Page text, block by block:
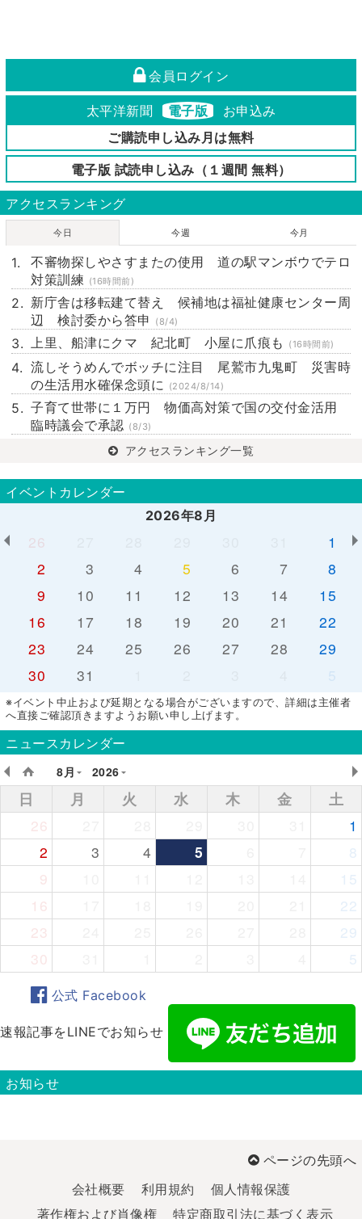
会員ログイン
太平洋新聞 電子版
お申込み
ご購読申し込み月は無料
電子版 試読申し込み（１週間 無料）
アクセスランキング
今日 今週 今月
不審物探しやさすまたの使用 道の駅マンボウでテロ
対策訓練 (16時間前)
新庁舎は移転建て替え 候補地は福祉健康センター周
辺 検討委から答申
(8/4)
上里、船津にクマ 紀北町 小屋に爪痕も (16時間前)
流しそうめんでボッチに注目 尾鷲市九鬼町 災害時
の生活用水確保念頭に (2024/8/14)
子育て世帯に１万円 物価高対策で国の交付金活用
臨時議会で承認 (8/3)
アクセスランキング一覧
イベントカレンダー
2026年8月
26
1
2
3 4 5 6 7
8
9
10 11 12 13 14
15
16
17 18 19 20 21
22
23
24 25 26 27 28
29
30
31 5
※イベント中止および延期となる場合がございますので、詳細は主催者
へ直接ご確認頂きますようお願い申し上げます。
ニュースカレンダー
8月
2026
日 月 火 水 木 金
土
26
1
2
3 4 5
8
9
15
16
22
23
29
30
5
公式 Facebook
速報記事をLINEでお知らせ
お知らせ
ページの先頭へ
会社概要
利用規約
個人情報保護
著作権および肖像権
特定商取引法に基づく表示